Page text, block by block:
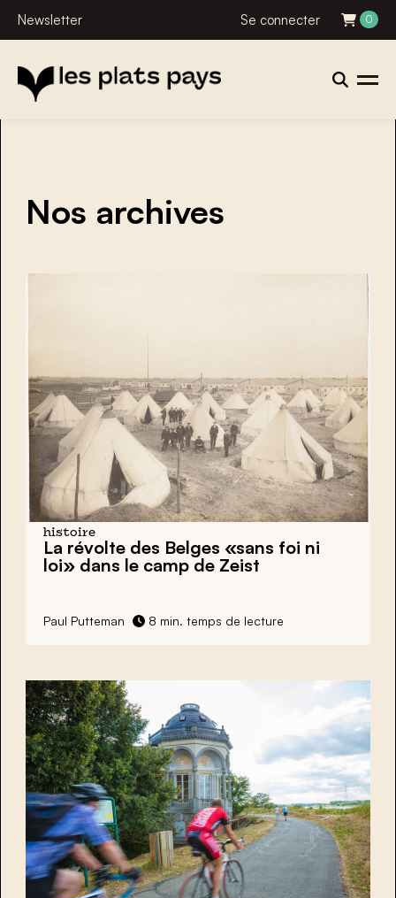
Newsletter Se connecter 0
Nos archives
histoire
La révolte des Belges «sans foi ni
loi» dans le camp de Zeist
Paul Putteman 8 min. temps de lecture